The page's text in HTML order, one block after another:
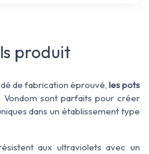
produit
de fabrication éprouvé, les pots
Vondom sont parfaits pour créer
dans un établissement type
aux ultraviolets avec un